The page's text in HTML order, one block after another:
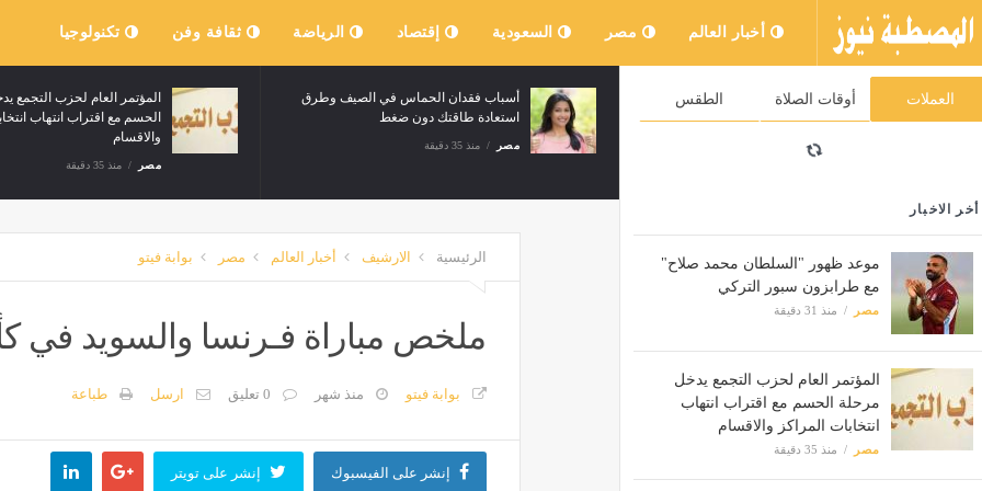
أخبار العالم مصر السعودية إقتصاد الرياضة ثقافة وفن تكنولوجيا
العملات أوقات الصلاة الطقس
أخر الاخبار
موعد ظهور "السلطان محمد صلاح"
مع طرابزون سبور التركي
مصر منذ 31 دقيقة
المؤتمر العام لحزب التجمع يدخل
مرحلة الحسم مع اقتراب انتهاب
انتخابات المراكز والاقسام
مصر منذ 35 دقيقة
أسباب فقدان الحماس في الصيف وطرق
استعادة طاقتك دون ضغط
السكك الحديدية: تشغيل عدد من القطارات
الإضافية بين القاهرة وأسيوط
حب على ورق الحلقة
بعد الحادث الذي تعرضت
الرئيسية الارشيف أخبار العالم مصر بوابة فيتو
ملخص مباراة فـرنسا والسويد في كأس العالم
بوابة فيتو منذ شهر 0 تعليق ارسل طباعة
إنشر على الفيسبوك إنشر على تويتر